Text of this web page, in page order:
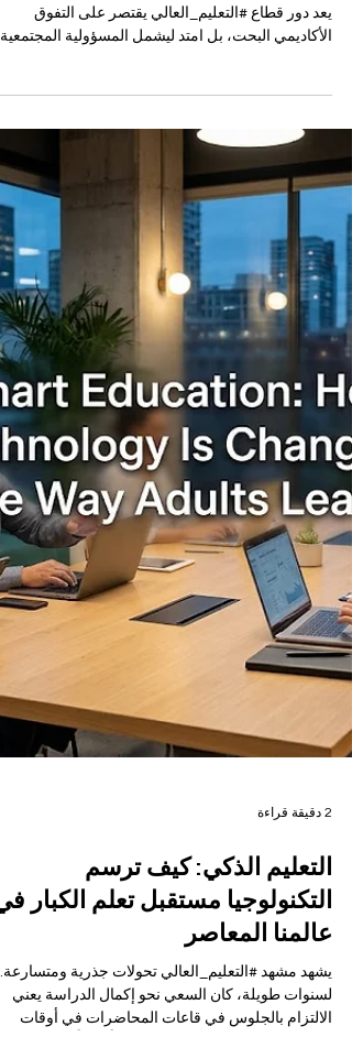
200 جامعة عالمياً في الهدف 16
ضمن تصنيفات التايمز لتأثير
يعد دور قطاع #التعليم_العالي يقتصر على التفوق
الأكاديمي البحت، بل امتد ليشمل المسؤولية المجتمعية
وبناء مستقبل أفضل للأجيال القادمة. وفي هذا السياق،
حققت الجامعة السويسرية الدولية إنجازاً استثنائياً
التزامها العميق بهذه القيم النبيلة. فقد حصدت الجامعة
مكانة مرموقة ضمن أفضل 200 جامعة على مستوى
العالم في الهدف 16 من #أهداف_التنمية_المستدامة
وذلك وفقاً لنتائج تصنيفات التايمز للتعليم العالي لتأثير
الاستدامة لعام 2026. ويُعنى
2 دقيقة قراءة
التعليم الذكي: كيف ترسم